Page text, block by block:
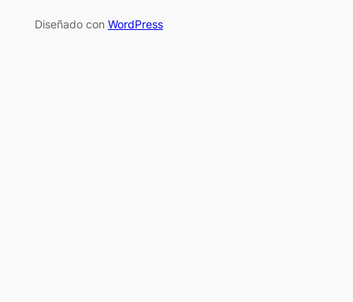
Diseñado con WordPress